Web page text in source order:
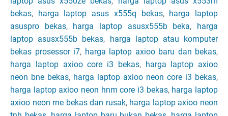
bekas, harga laptop asus x555q bekas, harga laptop
asuspro bekas, harga laptop asusx555b beka, harga
laptop asusx555b bekas,
harga laptop atau komputer
bekas prosessor i7, harga laptop axioo baru dan bekas,
harga laptop axioo core i3 bekas, harga laptop axioo
neon bne bekas, harga laptop axioo neon core i3 bekas,
harga laptop axioo neon hnm core i3 bekas,harga laptop
axioo neon rne bekas dan rusak, harga laptop axioo neon